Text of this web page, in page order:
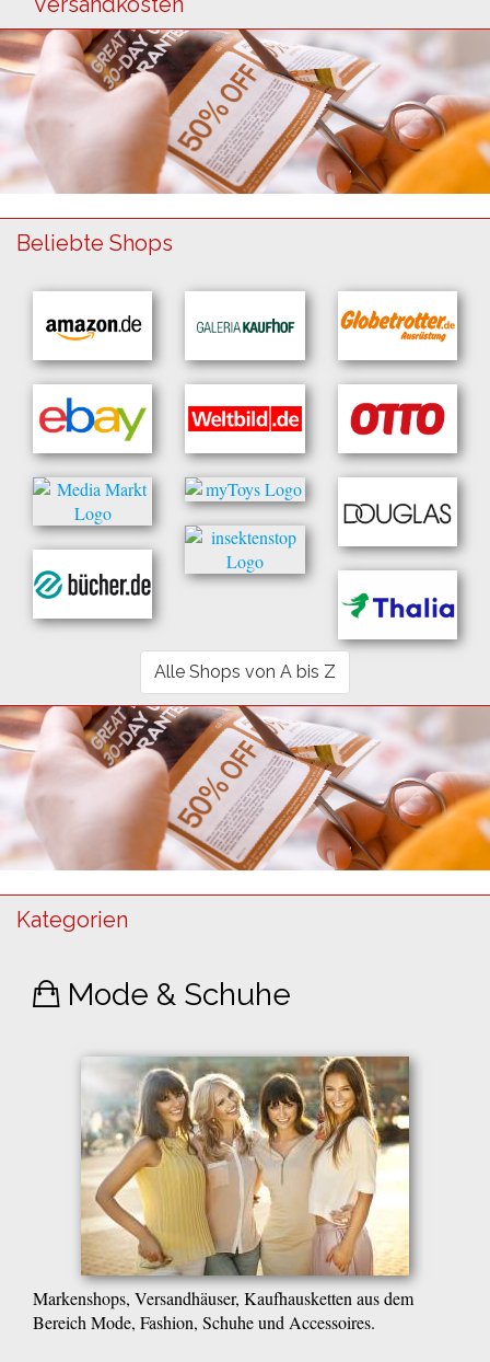
Beliebte Shops
Alle Shops von A bis Z
Kategorien
Mode & Schuhe
Markenshops, Versandhäuser, Kaufhausketten aus dem
Bereich Mode, Fashion, Schuhe und Accessoires.